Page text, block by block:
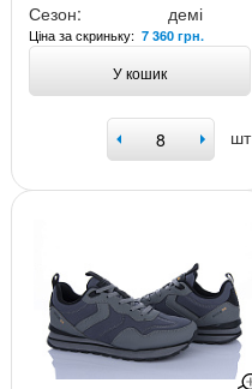
Сезон:
демі
Ціна за скриньку: 7 360 грн.
У кошик
шт